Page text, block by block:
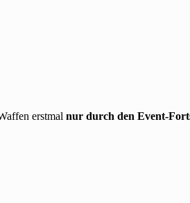
erstmal nur durch den Event-